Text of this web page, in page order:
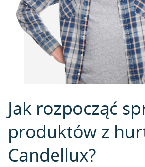
Jak rozpocząć
produktów z
Candellux?